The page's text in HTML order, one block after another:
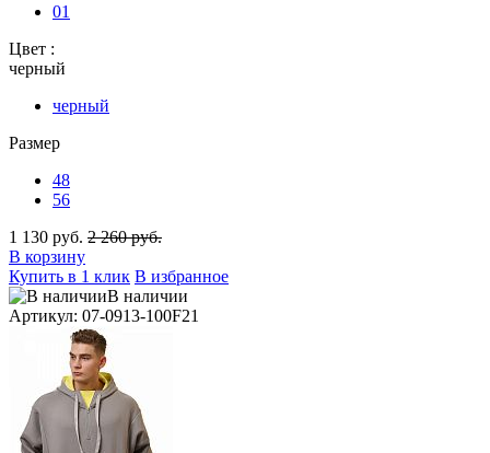
01
Цвет :
черный
черный
Размер
48
56
1 130 руб. 2 260 руб.
В корзину
Купить в 1 клик В избранное
В наличии
Артикул: 07-0913-100F21